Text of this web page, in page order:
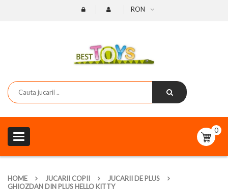
RON
Toggle
navigation
0
HOME JUCARII COPII
JUCARII DE PLUS
GHIOZDAN DIN PLUS HELLO KITTY